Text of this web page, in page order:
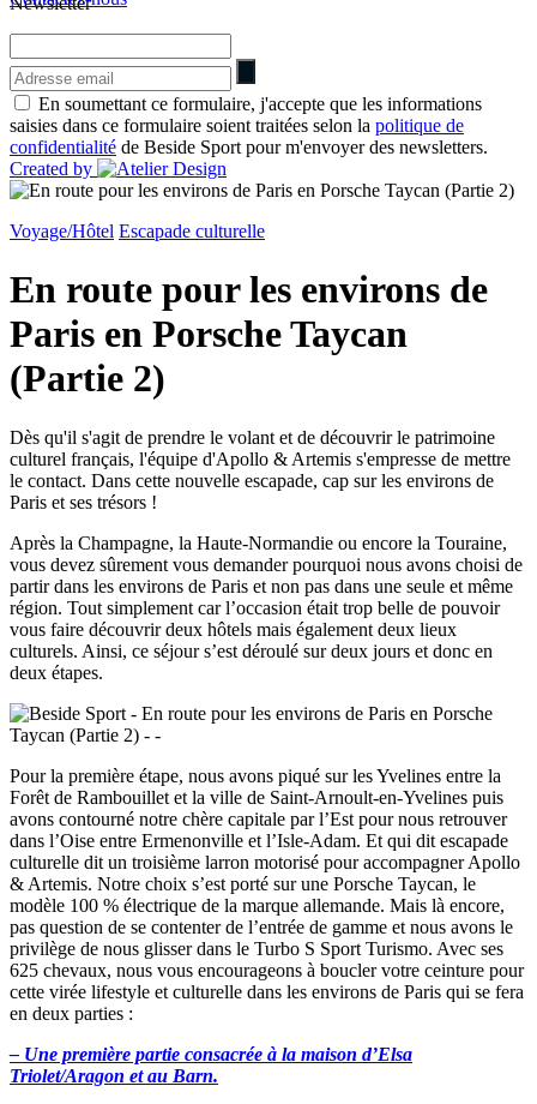
En soumettant ce formulaire, j'accepte que les informations
saisies dans ce formulaire soient traitées selon la politique de
confidentialité de Beside Sport pour m'envoyer des newsletters.
Created by
Voyage/Hôtel Escapade culturelle
En route pour les environs de
Paris en Porsche Taycan
(Partie 2)
Dès qu'il s'agit de prendre le volant et de découvrir le patrimoine
culturel français, l'équipe d'Apollo & Artemis s'empresse de mettre
le contact. Dans cette nouvelle escapade, cap sur les environs de
Paris et ses trésors !
Après la Champagne, la Haute-Normandie ou encore la Touraine,
vous devez sûrement vous demander pourquoi nous avons choisi de
partir dans les environs de Paris et non pas dans une seule et même
région. Tout simplement car l’occasion était trop belle de pouvoir
vous faire découvrir deux hôtels mais également deux lieux
culturels. Ainsi, ce séjour s’est déroulé sur deux jours et donc en
deux étapes.
Pour la première étape, nous avons piqué sur les Yvelines entre la
Forêt de Rambouillet et la ville de Saint-Arnoult-en-Yvelines puis
avons contourné notre chère capitale par l’Est pour nous retrouver
dans l’Oise entre Ermenonville et l’Isle-Adam. Et qui dit escapade
culturelle dit un troisième larron motorisé pouraccompagnerApollo
& Artemis. Notre choix s’est porté sur une Porsche Taycan, le
modèle 100 % électrique de la marque allemande. Mais là encore,
pas question de se contenter de l’entrée de gamme et nous avons le
privilège de nous glisser dans le Turbo S Sport Turismo. Avec ses
625 chevaux, nous vous encourageons à boucler votre ceinture pour
cette virée lifestyle et culturelle dans les environs de Paris qui se fera
en deux parties :
– Une première partie consacrée à la maison d’Elsa
Triolet/Aragon et au Barn.